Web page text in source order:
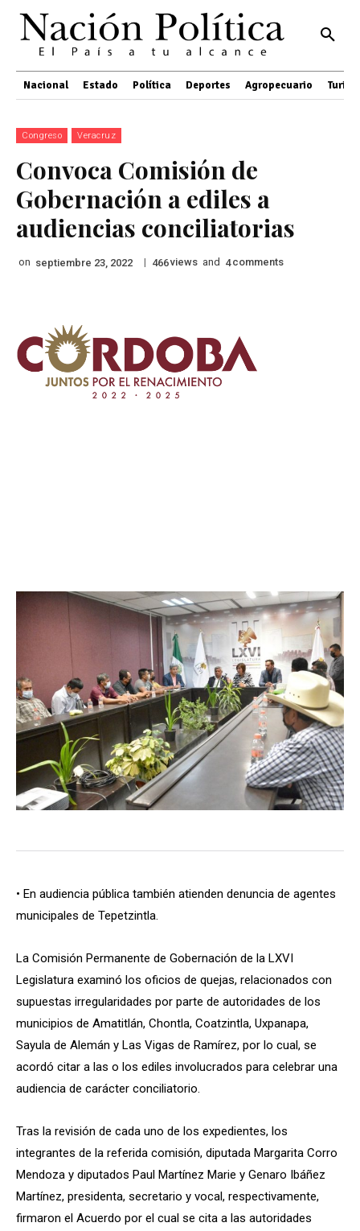
Nacional Estado Política Deportes Agropecuario
Congreso Veracruz
Convoca Comisión de
Gobernación a ediles a
audiencias conciliatorias
on septiembre 23, 2022 | 466views and 4 comments
• En audiencia pública también atienden denuncia de agentes
municipales de Tepetzintla.
La Comisión Permanente de Gobernación de la LXVI
Legislatura examinó los oficios de quejas, relacionados con
supuestas irregularidades por parte de autoridades de los
municipios de Amatitlán, Chontla, Coatzintla, Uxpanapa,
Sayula de Alemán y Las Vigas de Ramírez, por lo cual, se
acordó citar a las o los ediles involucrados para celebrar una
audiencia de carácter conciliatorio.
Tras la revisión de cada uno de los expedientes, los
integrantes de la referida comisión, diputada Margarita Corro
Mendoza y diputados Paul Martínez Marie y Genaro Ibáñez
Martínez, presidenta, secretario y vocal, respectivamente,
firmaron el Acuerdo por el cual se cita a las autoridades